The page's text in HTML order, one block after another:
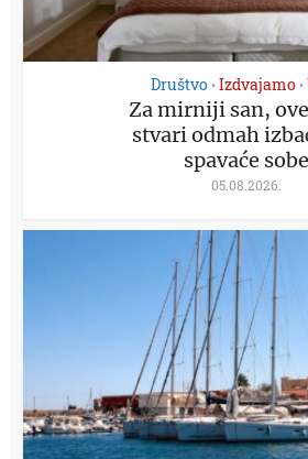
Društvo • Izdvajamo •
Za mirniji san,
stvari odmah
spavaće sobe
05.08.2026.